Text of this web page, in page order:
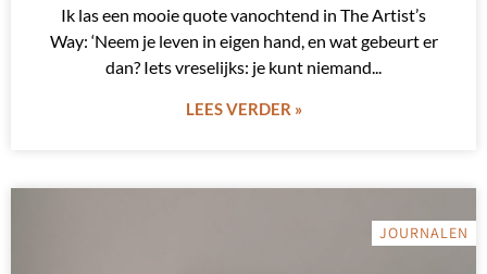
Ik las een mooie quote vanochtend in The Artist’s
Way: ‘Neem je leven in eigen hand, en wat gebeurt er
dan? Iets vreselijks: je kunt niemand
LEES VERDER »
JOURNALEN